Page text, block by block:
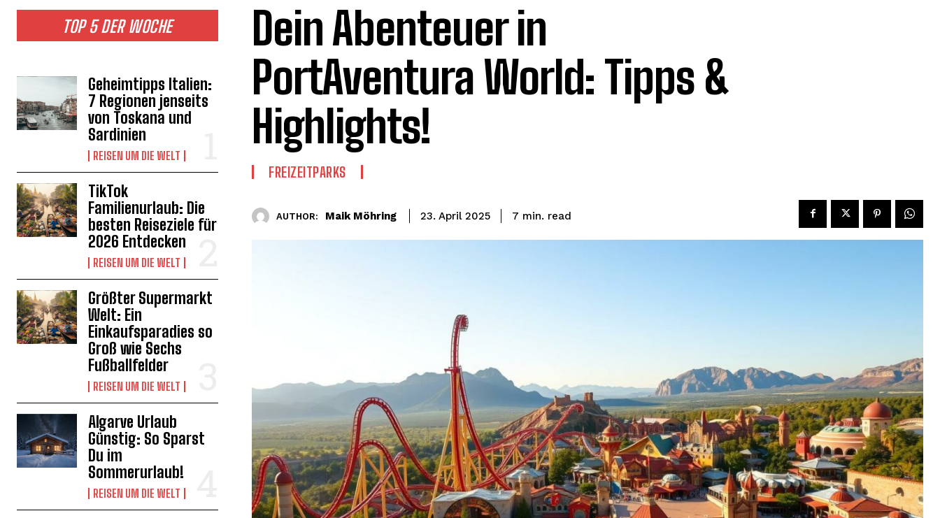
TOP 5 DER WOCHE
Geheimtipps Italien:
7 Regionen jenseits
von Toskana und
Sardinien
REISEN UM DIE WELT
TikTok
Familienurlaub: Die
besten Reiseziele für
2026 Entdecken
REISEN UM DIE WELT
Größter Supermarkt
Welt: Ein
Einkaufsparadies so
Groß wie Sechs
Fußballfelder
REISEN UM DIE WELT
Algarve Urlaub
Günstig: So Sparst
Du im
Sommerurlaub!
REISEN UM DIE WELT
Dein Abenteuer in
PortAventura World: Tipps &
Highlights!
FREIZEITPARKS
AUTHOR: Maik Möhring 23. April 2025 7 min. read